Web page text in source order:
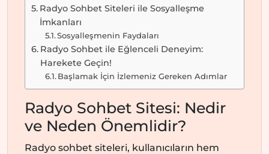
Radyo Sohbet Siteleri ile Sosyalleşme
İmkanları
Sosyalleşmenin Faydaları
Radyo Sohbet ile Eğlenceli Deneyim:
Harekete Geçin!
Başlamak İçin İzlemeniz Gereken Adımlar
Radyo Sohbet Sitesi: Nedir
ve Neden Önemlidir?
Radyo sohbet siteleri, kullanıcıların hem